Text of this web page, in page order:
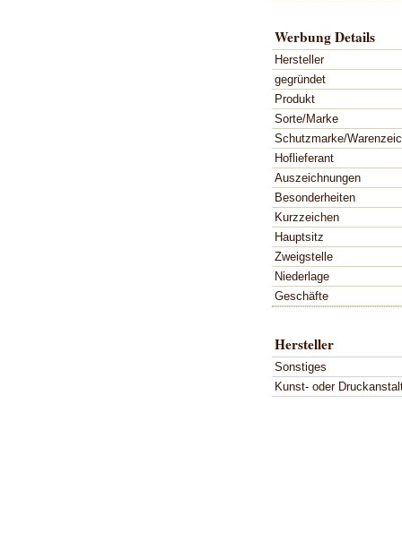
Werbung Details
Hersteller
gegründet
Produkt
Sorte/Marke
Schutzmarke/
Hoflieferant
Auszeichnungen
Besonderheiten
Kurzzeichen
Hauptsitz
Zweigstelle
Niederlage
Geschäfte
Hersteller
Sonstiges
Kunst- oder